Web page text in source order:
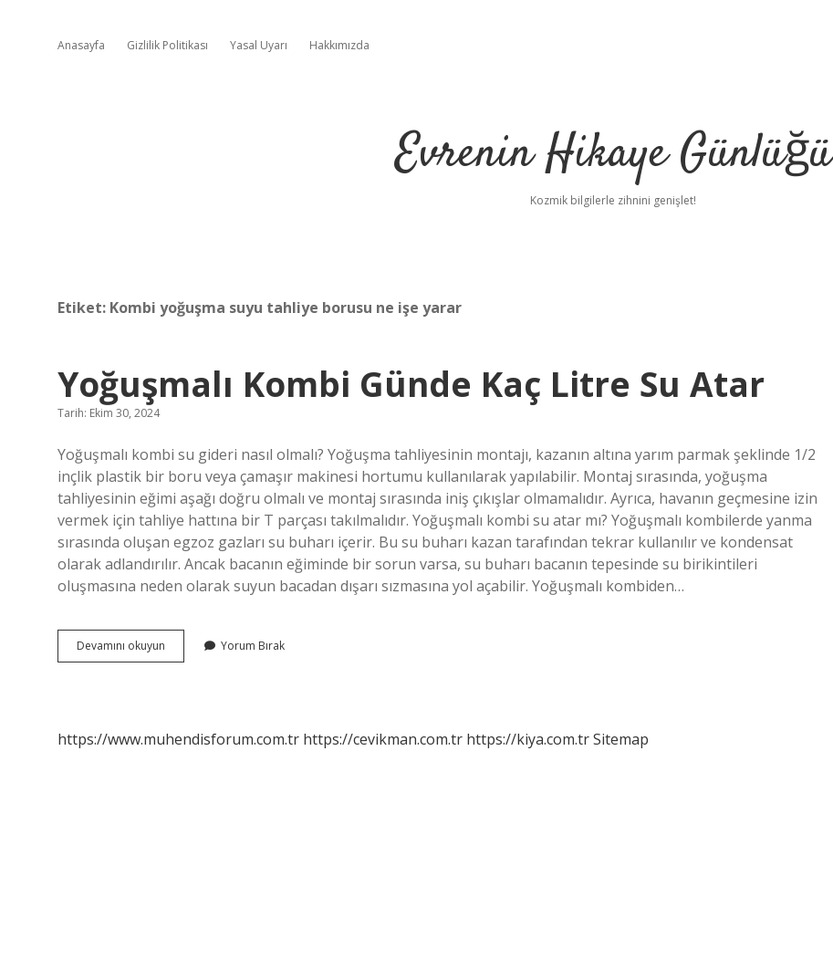
Anasayfa Gizlilik Politikası Yasal Uyarı Hakkımızda
Evrenin Hikaye Günlüğü
Kozmik bilgilerle zihnini genişlet!
Etiket: Kombi yoğuşma suyu tahliye borusu ne işe yarar
Yoğuşmalı Kombi Günde Kaç Litre Su Atar
Tarih: Ekim 30, 2024
Yoğuşmalı kombi su gideri nasıl olmalı? Yoğuşma tahliyesinin montajı, kazanın altına yarım parmak şeklinde 1/2
inçlik plastik bir boru veya çamaşır makinesi hortumu kullanılarak yapılabilir. Montaj sırasında, yoğuşma
tahliyesinin eğimi aşağı doğru olmalı ve montaj sırasında iniş çıkışlar olmamalıdır. Ayrıca, havanın geçmesine izin
vermek için tahliye hattına bir T parçası takılmalıdır. Yoğuşmalı kombi su atar mı? Yoğuşmalı kombilerde yanma
sırasında oluşan egzoz gazları su buharı içerir. Bu su buharı kazan tarafından tekrar kullanılır ve kondensat
olarak adlandırılır. Ancak bacanın eğiminde bir sorun varsa, su buharı bacanın tepesinde su birikintileri
oluşmasına neden olarak suyun bacadan dışarı sızmasına yol açabilir. Yoğuşmalı kombiden…
Devamını okuyun Yoğuşmalı
Kombi
Atar
Yorum Bırak
https://www.muhendisforum.com.tr https://cevikman.com.tr https://kiya.com.trSitemap